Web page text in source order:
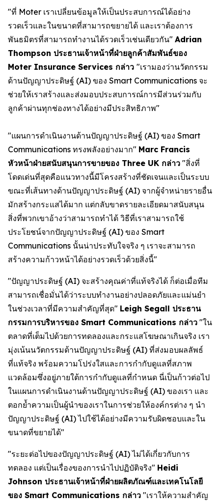
"ที่ Moter เราเปลี่ยนข้อมูลให้เป็นประสบการณ์ได้อย่าง
รวดเร็วและในขนาดที่สามารถขยายได้ และเราต้องการ
พันธมิตรที่สามารถทำงานได้รวดเร็วเช่นเดียวกัน" Adrian
Thompson ประธานเจ้าหน้าที่ฝ่ายลูกค้าสัมพันธ์ของ
Moter Insurance Services กล่าว "เรามองว่านวัตกรรม
ด้านปัญญาประดิษฐ์ (AI) ของ Smart Communications จะ
ช่วยให้เราสร้างและส่งมอบประสบการณ์การมีส่วนร่วมกับ
ลูกค้าผ่านทุกช่องทางได้อย่างมีประสิทธิภาพ"
"แผนการดำเนินงานด้านปัญญาประดิษฐ์ (AI) ของ Smart
Communications ทรงพลังอย่างมาก" Marc Francis
หัวหน้าฝ่ายสนับสนุนการขายของ Three UK กล่าว "สิ่งที่
โดดเด่นที่สุดคือแนวทางนี้มีโครงสร้างที่ชัดเจนและเป็นระบบ
ขณะที่เส้นทางด้านปัญญาประดิษฐ์ (AI) จากผู้จำหน่ายรายอื่น
มักสร้างกระแสได้มาก แต่กลับขาดรายละเอียดมาสนับสนุน
สิ่งที่พวกเขาอ้างว่าสามารถทำได้ วิธีที่เราสามารถใช้
ประโยชน์จากปัญญาประดิษฐ์ (AI) ของ Smart
Communications นั้นน่าประทับใจจริง ๆ เราจะสามารถ
สร้างความก้าวหน้าได้อย่างรวดเร็วด้วยสิ่งนี้"
"ปัญญาประดิษฐ์ (AI) จะสร้างคุณค่าที่แท้จริงได้ ก็ต่อเมื่อทีม
สามารถเชื่อมั่นได้ว่าระบบทำงานอย่างปลอดภัยและแม่นยำ
ในช่วงเวลาที่มีความสำคัญที่สุด" Leigh Segall ประธาน
กรรมการบริหารของ Smart Communications กล่าว "ใน
ตลาดที่เต็มไปด้วยการทดลองและกระแสโฆษณาเกินจริง เรา
มุ่งเน้นนวัตกรรมด้านปัญญาประดิษฐ์ (AI) ที่ส่งมอบผลลัพธ์
ที่แท้จริง พร้อมความโปร่งใสและการกำกับดูแลที่สภาพ
แวดล้อมซึ่งอยู่ภายใต้การกำกับดูแลที่กำหนด นี่เป็นก้าวต่อไป
ในแผนการดำเนินงานด้านปัญญาประดิษฐ์ (AI) ของเรา และ
ตอกย้ำความเป็นผู้นำของเราในการช่วยให้องค์กรต่าง ๆ นำ
ปัญญาประดิษฐ์ (AI) ไปใช้ได้อย่างมีความรับผิดชอบและใน
ขนาดที่ขยายได้"
"ระยะต่อไปของปัญญาประดิษฐ์ (AI) ไม่ได้เกี่ยวกับการ
ทดลอง แต่เป็นเรื่องของการนำไปปฏิบัติจริง" Heidi
Johnson ประธานเจ้าหน้าที่ฝ่ายผลิตภัณฑ์และเทคโนโลยี
ของ Smart Communications กล่าว "เราให้ความสำคัญ